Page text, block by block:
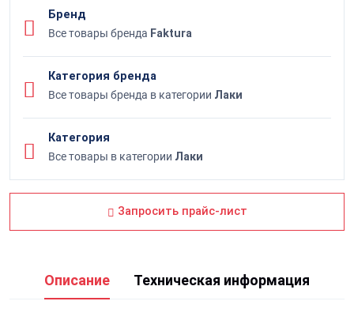
Бренд
Все товары бренда Faktura
Категория бренда
Все товары бренда в категории Лаки
Категория
Все товары в категории Лаки
Запросить прайс-лист
Описание Техническая информация